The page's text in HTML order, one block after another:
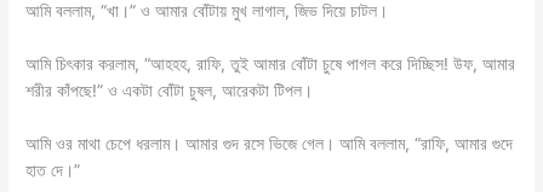
আমি বললাম, “খা।” ও আমার বোঁটায় মুখ লাগাল, জিভ দিয়ে চাটল।
আমি চিৎকার করলাম, “আহহহ, রাফি, তুই আমার বোঁটা চুষে পাগল করে দিচ্ছিস! উফ, আমার
শরীর কাঁপছে!” ও একটা বোঁটা চুষল, আরেকটা টিপল।
আমি ওর মাথা চেপে ধরলাম। আমার গুদ রসে ভিজে গেল। আমি বললাম, “রাফি, আমার গুদে
হাত দে।”